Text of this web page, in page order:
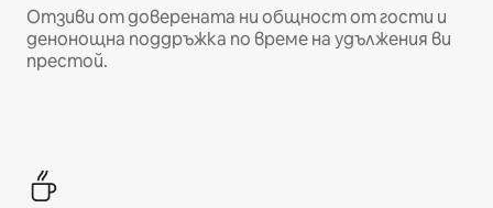
Отзиви от доверената ни общност от гости и
денонощна поддръжка по време на удължения ви
престой.